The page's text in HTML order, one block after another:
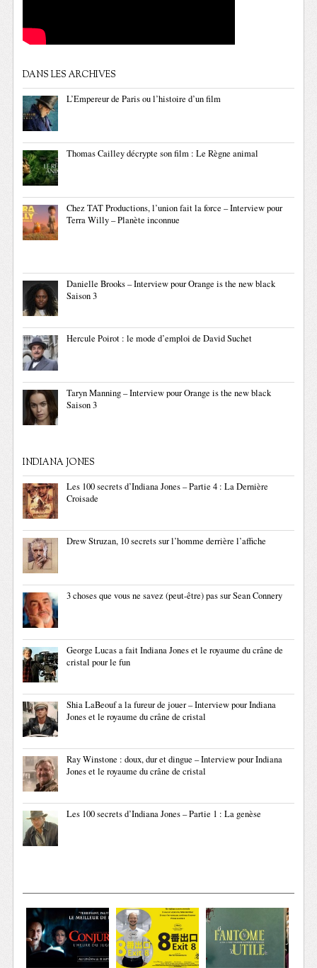
DANS LES ARCHIVES
L’Empereur de Paris ou l’histoire d’un film
Thomas Cailley décrypte son film : Le Règne animal
Chez TAT Productions, l’union fait la force – Interview pour
Terra Willy – Planète inconnue
Danielle Brooks – Interview pour Orange is the new black
Saison 3
Hercule Poirot : le mode d’emploi de David Suchet
Taryn Manning – Interview pour Orange is the new black
Saison 3
INDIANA JONES
Les 100 secrets d’Indiana Jones – Partie 4 : La Dernière
Croisade
Drew Struzan, 10 secrets sur l’homme derrière l’affiche
3 choses que vous ne savez (peut-être) pas sur Sean Connery
George Lucas a fait Indiana Jones et le royaume du crâne de
cristal pour le fun
Shia LaBeouf a la fureur de jouer – Interview pour Indiana
Jones et le royaume du crâne de cristal
Ray Winstone : doux, dur et dingue – Interview pour Indiana
Jones et le royaume du crâne de cristal
Les 100 secrets d’Indiana Jones – Partie 1 : La genèse